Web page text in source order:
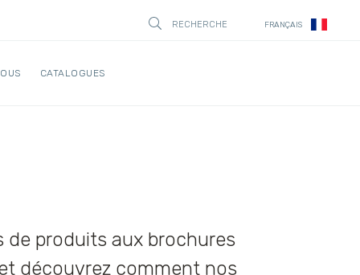
RECHERCHE FRANÇAIS
CATALOGUES
de produits aux brochures
découvrez comment nos